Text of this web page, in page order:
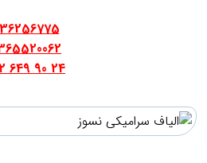
24 90 649 0902